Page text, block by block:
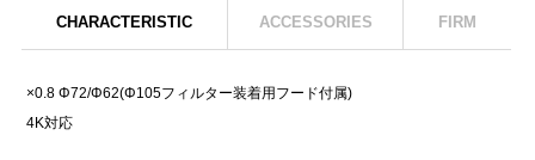
CHARACTERISTIC ACCESSORIES FIRM
×0.8 Φ72/Φ62(Φ105フィルター装着用フード付属)
4K対応